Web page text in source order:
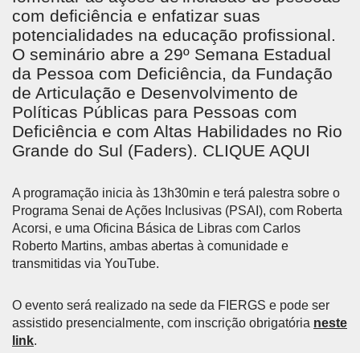
com deficiência e enfatizar suas
potencialidades na educação profissional.
O seminário abre a 29º Semana Estadual
da Pessoa com Deficiência, da Fundação
de Articulação e Desenvolvimento de
Políticas Públicas para Pessoas com
Deficiência e com Altas Habilidades no Rio
Grande do Sul (Faders). CLIQUE AQUI
A programação inicia às 13h30min e terá palestra sobre o
Programa Senai de Ações Inclusivas (PSAI), com Roberta
Acorsi, e uma Oficina Básica de Libras com Carlos
Roberto Martins, ambas abertas à comunidade e
transmitidas via YouTube.
O evento será realizado na sede da FIERGS e pode ser
assistido presencialmente, com inscrição obrigatória neste
link.